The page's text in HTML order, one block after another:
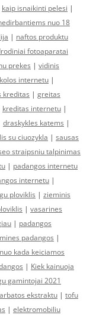
kaip isnaikinti pelesi |
nuo 18
| naftos produktu
fotoaparatai
prekes | vidinis
internetu |
kreditas | greitas
kreditas internetu |
draskykles katems |
su ciuozykla | sausas
straipsniu talpinimas
| padangos internetu
internetu |
ploviklis | zieminis
| vasarines
| padangos
padangos |
nuo kada keiciamos
| Kiek kainuoja
gamintojai 2021
ekstraktu | tofu
| elektromobiliu